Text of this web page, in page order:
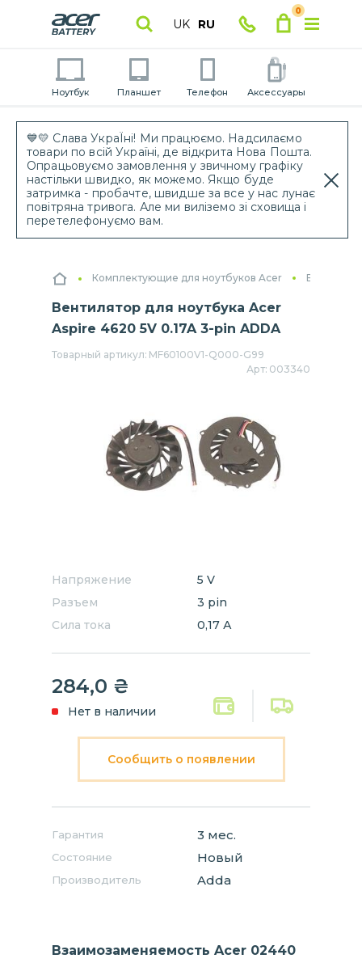
💙💛 Слава УкраЇні! Ми працюємо. Надсилаємо
товари по всій Україні, де відкрита Нова Пошта.
Опрацьовуємо замовлення у звичному графіку
настільки швидко, як можемо. Якщо буде
затримка - пробачте, швидше за все у нас лунає
повітряна тривога. Але ми виліземо зі сховища і
перетелефонуємо вам.
UK RU
0
Ноутбук Планшет Телефон Аксессуары
Комплектующие для ноутбуков Acer
Вентилятор для ноутбука Acer
Aspire 4620 5V 0.17A 3-pin ADDA
Товарный артикул: MF60100V1-Q000-G99
Арт: 003340
Напряжение
5 V
Разъем
3 pin
Сила тока
0,17 А
284,0 ₴
Нет в наличии
Сообщить о появлении
Гарантия 3 мес.
Состояние Новый
Производитель Adda
Взаимозаменяемость Acer 02440